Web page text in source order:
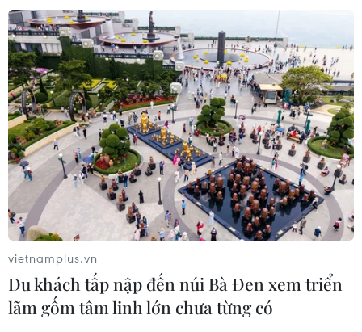
vietnamplus.vn
Du khách tấp nập đến núi Bà Đen xem triển
lãm gốm tâm linh lớn chưa từng có